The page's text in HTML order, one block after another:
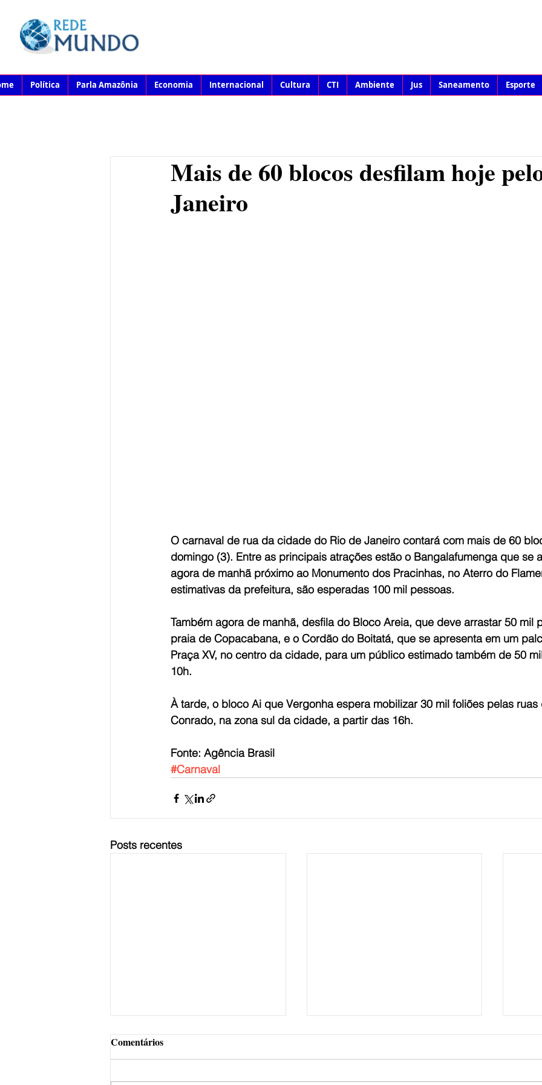
Política Parla Amazônia Economia Internacional Cultura CTI Ambiente Jus Saneamento Esporte
Mais de 60 blocos desfilam hoje
Janeiro
O carnaval de rua da cidade do Rio de Janeiro contará com mais de 60
domingo (3). Entre as principais atrações estão o Bangalafumenga que se
agora de manhã próximo ao Monumento dos Pracinhas, no Aterro do
estimativas da prefeitura, são esperadas 100 mil pessoas.
Também agora de manhã, desfila do Bloco Areia, que deve arrastar 50 mil
praia de Copacabana, e o Cordão do Boitatá, que se apresenta em um
Praça XV, no centro da cidade, para um público estimado também de 50
10h.
À tarde, o bloco Ai que Vergonha espera mobilizar 30 mil foliões pelas ruas
Conrado, na zona sul da cidade, a partir das 16h.
Fonte: Agência Brasil
#Carnaval
Posts recentes
Comentários